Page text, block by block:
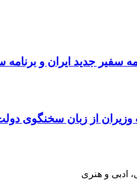
سفیر جدید ایران و برنامه
از زبان سخنگوی
ادبی و هنری